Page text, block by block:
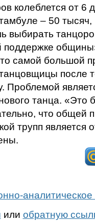
колеблется от 6
– 50
выбирать
поддержке
самой большой
после
Проблемой
танца. «Это
что общей
трупп является
аналитическое
или обратную